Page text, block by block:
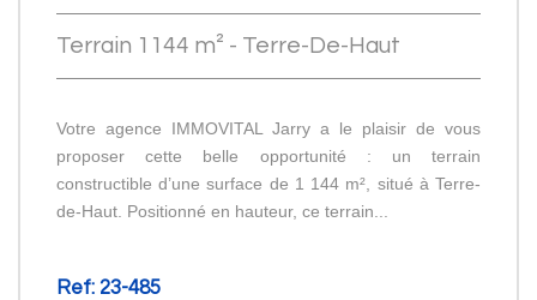
Terrain 1144 m² - Terre-De-Haut
Votre agence IMMOVITAL Jarry a le plaisir de vous
proposer cette belle opportunité : un terrain
constructible d’une surface de 1 144 m², situé à Terre-
de-Haut. Positionné en hauteur, ce terrain...
Ref: 23-485